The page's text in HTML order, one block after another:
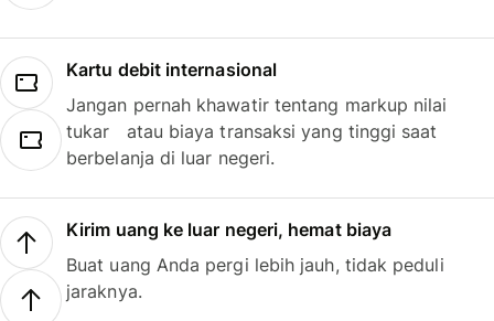
Kartu debit internasional
Jangan pernah khawatir tentang markup nilai
tukar atau biaya transaksi yang tinggi saat
berbelanja di luar negeri.
Kirim uang ke luar negeri, hemat biaya
Buat uang Anda pergi lebih jauh, tidak peduli
jaraknya.